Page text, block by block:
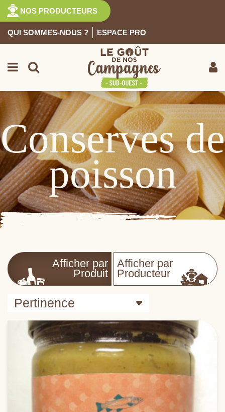
NOS PRODUCTEURS
QUI SOMMES-NOUS ? ESPACE PRO
EPICERIE SALÉE
Conserves de
poisson
Afficher par
Produit
Afficher par
Producteur
Pertinence